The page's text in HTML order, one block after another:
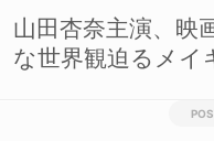
山田杏奈主演、映
な世界観迫るメイ